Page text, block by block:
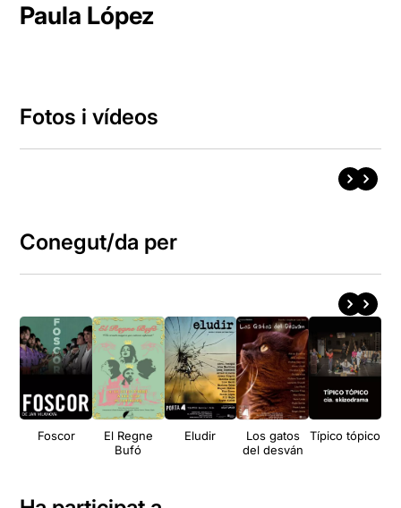
Paula López
Fotos i vídeos
Conegut/da per
Foscor
El Regne
Bufó
Eludir
Los gatos
del desván
Típico tópico